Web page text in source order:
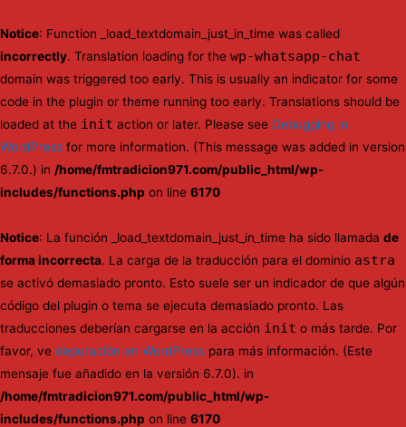
Notice: Function _load_textdomain_just_in_time was called
incorrectly. Translation loading for the wp-whatsapp-chat
domain was triggered too early. This is usually an indicator for some
code in the plugin or theme running too early. Translations should be
loaded at the init action or later. Please see Debugging in
WordPress for more information. (This message was added in version
6.7.0.) in /home/fmtradicion971.com/public_html/wp-
includes/functions.php on line 6170
Notice: La función _load_textdomain_just_in_time ha sido llamada de
forma incorrecta. La carga de la traducción para el dominio astra
se activó demasiado pronto. Esto suele ser un indicador de que algún
código del plugin o tema se ejecuta demasiado pronto. Las
traducciones deberían cargarse en la acción init o más tarde. Por
favor, ve depuración en WordPress para más información. (Este
mensaje fue añadido en la versión 6.7.0). in
/home/fmtradicion971.com/public_html/wp-
includes/functions.php on line 6170